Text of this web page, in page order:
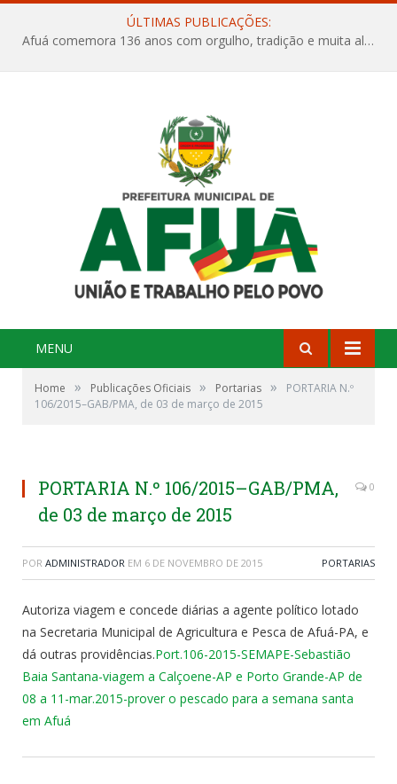
ÚLTIMAS PUBLICAÇÕES:
Afuá comemora 136 anos com orgulho, tradição e muita alegria na Quadra Dr. Nelson Salomão
MENU
Home » Publicações Oficiais » Portarias »
PORTARIA N.º
106/2015–GAB/PMA, de 03 de março de 2015
PORTARIA N.º 106/2015–GAB/PMA,
de 03 de março de 2015
0
POR ADMINISTRADOR EM 6 DE NOVEMBRO DE 2015 PORTARIAS
Autoriza viagem e concede diárias a agente político lotado
na Secretaria Municipal de Agricultura e Pesca de Afuá-PA, e
dá outras providências.Port.106-2015-SEMAPE-Sebastião
Baia Santana-viagem a Calçoene-AP e Porto Grande-AP de
08 a 11-mar.2015-prover o pescado para a semana santa
em Afuá